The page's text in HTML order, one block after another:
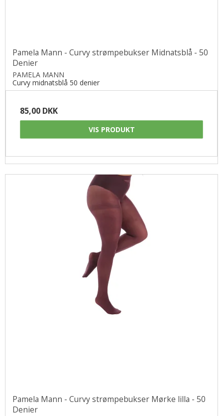
Pamela Mann - Curvy strømpebukser Midnatsblå - 50
Denier
PAMELA MANN
Curvy midnatsblå 50 denier
85,00 DKK
VIS PRODUKT
Pamela Mann - Curvy strømpebukser Mørke lilla - 50
Denier